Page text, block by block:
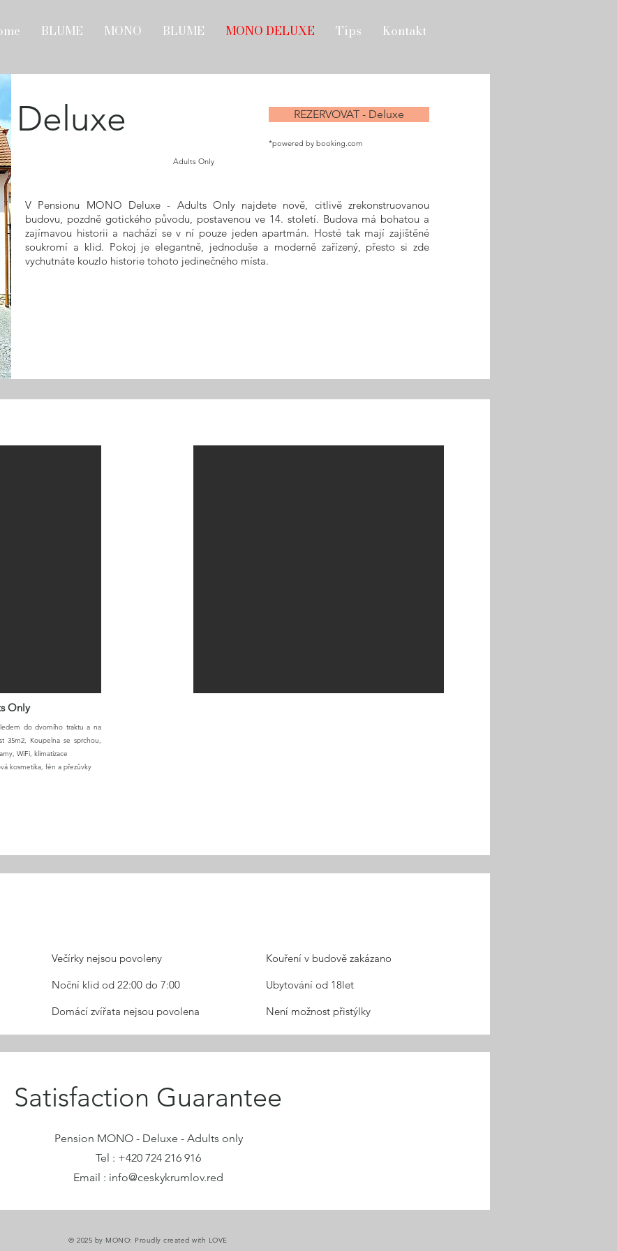
BLUME MONO BLUME MONO DELUXE Tips Kontakt
Deluxe
Adults Only
REZERVOVAT - Deluxe
*powered by booking.com
V Pensionu MONO Deluxe - Adults Only najdete nově, citlivě zrekonstruovanou
budovu, pozdně gotického původu, postavenou ve 14. století. Budova má bohatou a
zajímavou historii a nachází se v ní pouze jeden apartmán. Hosté tak mají zajištěné
soukromí a klid. Pokoj jeelegantně, jednoduše a moderně zařízený, přesto si zde
vychutnáte kouzlo historie tohoto jedinečného místa.
Only
do dvorního traktu a na
35m2, Koupelna se sprchou,
WiFi, klimatizace
kosmetika, fén a přezůvky
Večírky nejsou povoleny
Noční klid od 22:00 do 7:00
Domácí zvířata nejsou povolena
Kouření v budově zakázano
Ubytování od 18let
Není možnost přistýlky
#pensionmono.cz
Satisfaction Guarantee
Pension MONO - Deluxe - Adults only
Tel : +420 724 216 916
Email : info@ceskykrumlov.red
© 2025 by MONO: Proudly created with LOVE